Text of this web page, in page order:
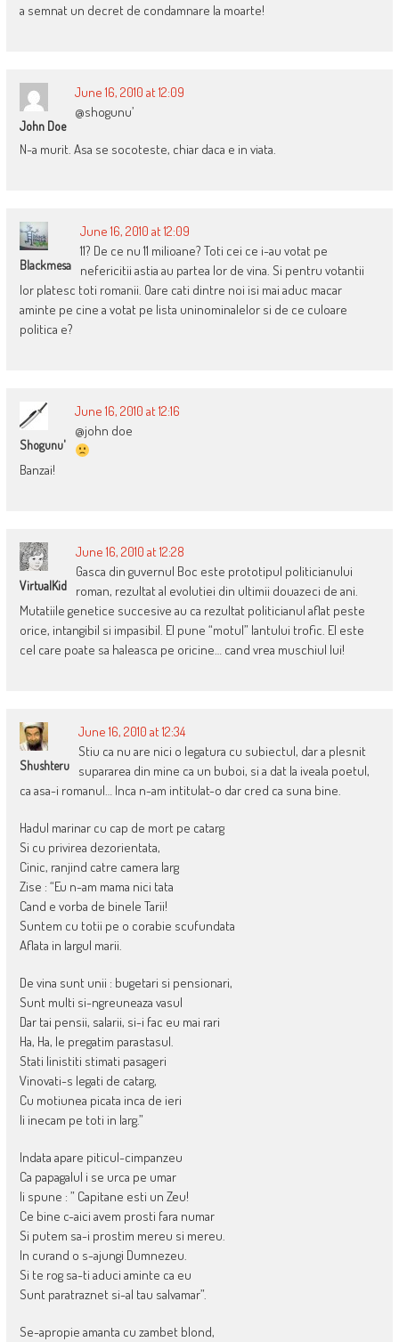
a semnat un decret de condamnare la moarte!
John Doe
June 16, 2010 at 12:09
@shogunu’
N-a murit. Asa se socoteste, chiar daca e in viata.
Blackmesa
June 16, 2010 at 12:09
11? De ce nu 11 milioane? Toti cei ce i-au votat pe
nefericitii astia au partea lor de vina. Si pentru votantii
lor platesc toti romanii. Oare cati dintre noi isi mai aduc macar
aminte pe cine a votat pe lista uninominalelor si de ce culoare
politica e?
Shogunu'
June 16, 2010 at 12:16
@john doe
Banzai!
VirtualKid
June 16, 2010 at 12:28
Gasca din guvernul Boc este prototipul politicianului
roman, rezultat al evolutiei din ultimii douazeci de ani.
Mutatiile genetice succesive au ca rezultat politicianul aflat peste
orice, intangibil si impasibil. El pune “motul” lantului trofic. El este
cel care poate sa haleasca pe oricine… cand vrea muschiul lui!
Shushteru
June 16, 2010 at 12:34
Stiu ca nu are nici o legatura cu subiectul, dar a plesnit
supararea din mine ca un buboi, si a dat la iveala poetul,
ca asa-i romanul… Inca n-am intitulat-o dar cred ca suna bine.
Hadul marinar cu cap de mort pe catarg
Si cu privirea dezorientata,
Cinic, ranjind catre camera larg
Zise : “Eu n-am mama nici tata
Cand e vorba de binele Tarii!
Suntem cu totii pe o corabie scufundata
Aflata in largul marii.
De vina sunt unii : bugetari si pensionari,
Sunt multi si-ngreuneaza vasul
Dar tai pensii, salarii, si-i fac eu mai rari
Ha, Ha, le pregatim parastasul.
Stati linistiti stimati pasageri
Vinovati-s legati de catarg,
Cu motiunea picata inca de ieri
Ii inecam pe toti in larg.”
Indata apare piticul-cimpanzeu
Ca papagalul i se urca pe umar
Ii spune : ” Capitane esti un Zeu!
Ce bine c-aici avem prosti fara numar
Si putem sa-i prostim mereu si mereu.
In curand o s-ajungi Dumnezeu.
Si te rog sa-ti aduci aminte ca eu
Sunt paratraznet si-al tau salvamar”.
Se-apropie amanta cu zambet blond,